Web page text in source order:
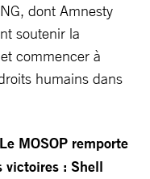
dont Amnesty
soutenir la
commencer à
humains dans
Le MOSOP remporte
victoires : Shell